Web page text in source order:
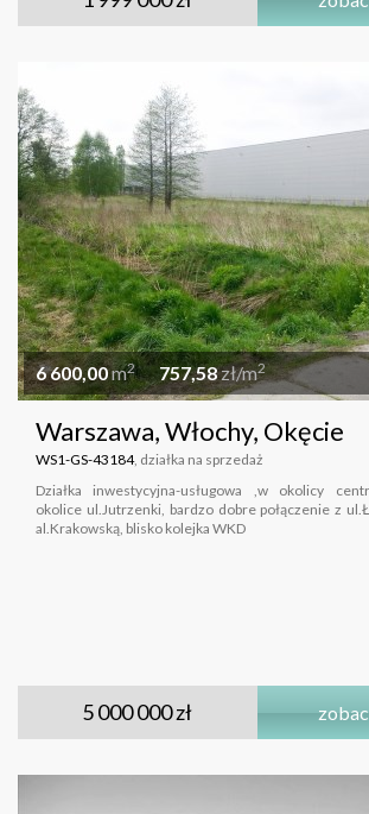
6 600,00m2 757,58zł/m2
Warszawa, Włochy, Okęcie
WS1-GS-43184, działka na sprzedaż
Działka inwestycyjna-usługowa ,w okolicy
okolice ul.Jutrzenki, bardzo dobre połączenie z
al.Krakowską, blisko kolejka WKD
5 000 000 zł